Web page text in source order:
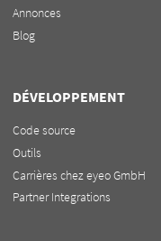
Annonces
Blog
DÉVELOPPEMENT
Code source
Outils
Carrières chez eyeo GmbH
Partner Integrations